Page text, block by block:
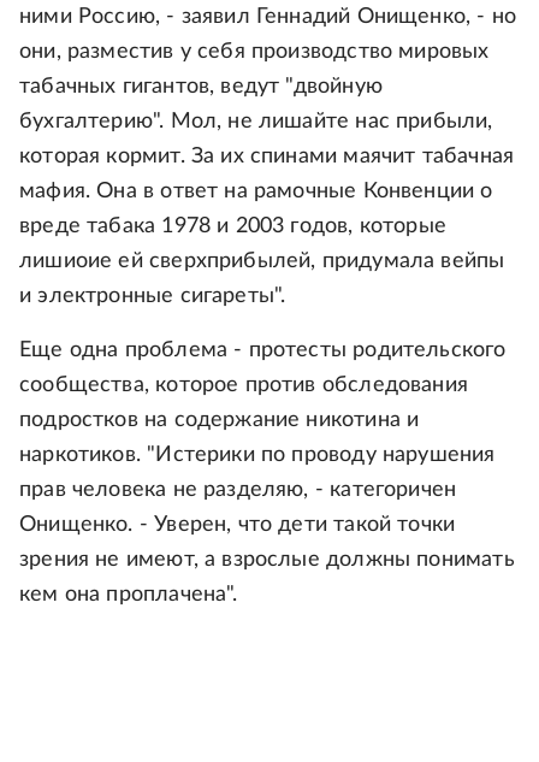
ними Россию, - заявил Геннадий Онищенко, - но
они, разместив у себя производство мировых
табачных гигантов, ведут "двойную
бухгалтерию". Мол, не лишайте нас прибыли,
которая кормит. За их спинами маячит табачная
мафия. Она в ответ на рамочные Конвенции о
вреде табака 1978 и 2003 годов, которые
лишиоие ей сверхприбылей, придумала вейпы
и электронные сигареты".
Еще одна проблема - протесты родительского
сообщества, которое против обследования
подростков на содержание никотина и
наркотиков. "Истерики по проводу нарушения
прав человека не разделяю, - категоричен
Онищенко. - Уверен, что дети такой точки
зрения не имеют, а взрослые должны понимать
кем она проплачена".